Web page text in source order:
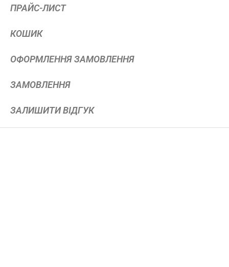
ПРАЙС-ЛИСТ
КОШИК
ОФОРМЛЕННЯ ЗАМОВЛЕННЯ
ЗАМОВЛЕННЯ
ЗАЛИШИТИ ВІДГУК